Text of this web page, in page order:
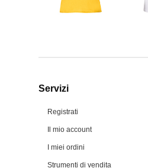
Servizi
Registrati
Il mio account
I miei ordini
Strumenti di vendita